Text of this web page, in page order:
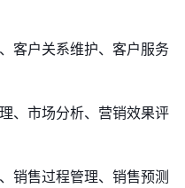
客户关系维护、客户服务
、市场分析、营销效果评
销售过程管理、销售预测